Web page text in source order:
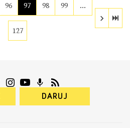
96 97 98 99 …
127
DARUJ